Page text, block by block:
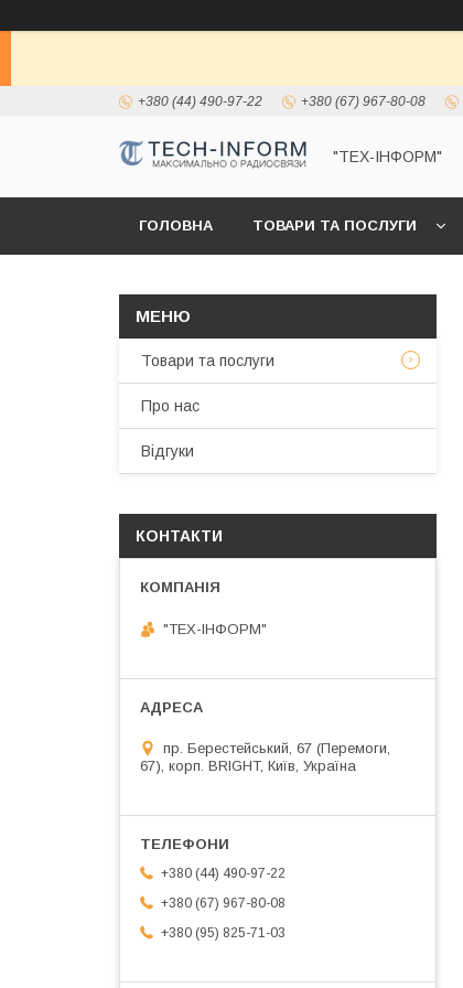
+380 (44) 490-97-22 +380 (67) 967-80-08
"ТЕХ-ІНФОРМ"
ГОЛОВНА ТОВАРИ ТА ПОСЛУГИ
Товари та послуги
Про нас
Відгуки
КОНТАКТИ
"ТЕХ-ІНФОРМ"
пр. Берестейський, 67 (Перемоги,
67), корп. ВRIGHT, Київ, Україна
+380 (44) 490-97-22
+380 (67) 967-80-08
+380 (95) 825-71-03